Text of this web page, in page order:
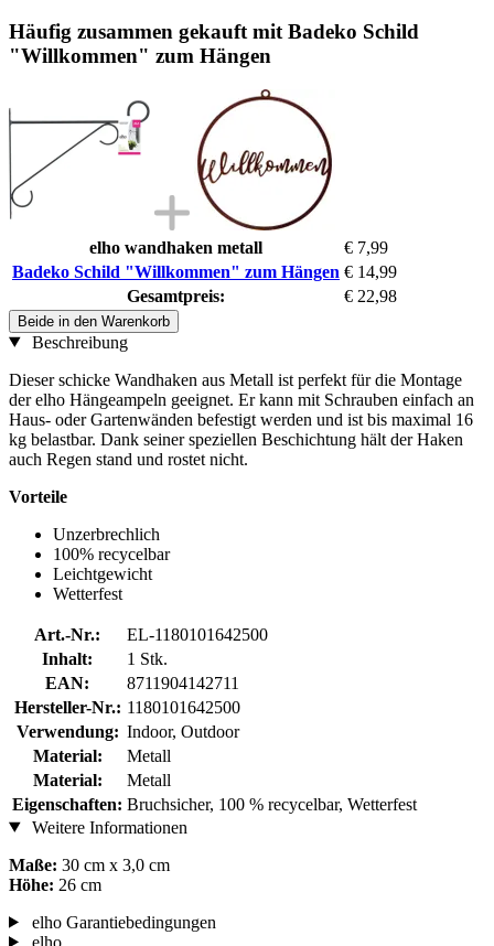
Häufig zusammen gekauft mit Badeko Schild
"Willkommen" zum Hängen
elho wandhaken metall
€ 7,99
Badeko Schild "Willkommen" zum Hängen € 14,99
Gesamtpreis:
€ 22,98
Beide in den Warenkorb
Beschreibung
Dieser schicke Wandhaken aus Metall ist perfekt für die Montage
der elho Hängeampeln geeignet. Er kann mit Schrauben einfach an
Haus- oder Gartenwänden befestigt werden und ist bis maximal 16
kg belastbar. Dank seiner speziellen Beschichtung hält der Haken
auch Regen stand und rostet nicht.
Vorteile
Unzerbrechlich
100% recycelbar
Leichtgewicht
Wetterfest
Art.-Nr.:
EL-1180101642500
Inhalt:
1 Stk.
EAN:
8711904142711
Hersteller-Nr.: 1180101642500
Verwendung: Indoor, Outdoor
Material:
Metall
Material:
Metall
Eigenschaften: Bruchsicher, 100 % recycelbar, Wetterfest
Weitere Informationen
Maße: 30 cm x 3,0 cm
Höhe: 26 cm
elho Garantiebedingungen
elho